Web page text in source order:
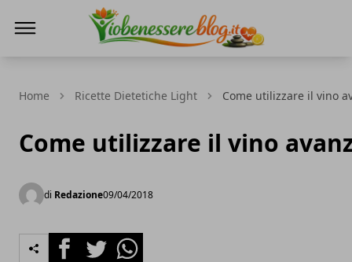
Home Ricette Dietetiche Light Come utilizzare il vino
Come utilizzare il vino
di Redazione09/04/2018
FacebookTwitterWhatsapp